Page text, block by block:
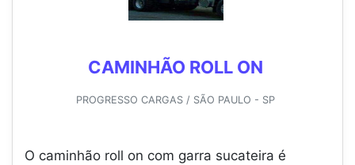
CAMINHÃO ROLL ON
PROGRESSO CARGAS / SÃO PAULO - SP
O caminhão roll on com garra sucateira é